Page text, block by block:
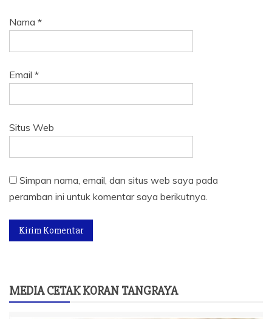
Nama *
Email *
Situs Web
Simpan nama, email, dan situs web saya pada
peramban ini untuk komentar saya berikutnya.
MEDIA CETAK KORAN TANGRAYA